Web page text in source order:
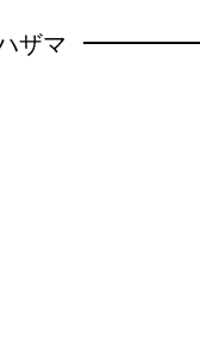
ザマ